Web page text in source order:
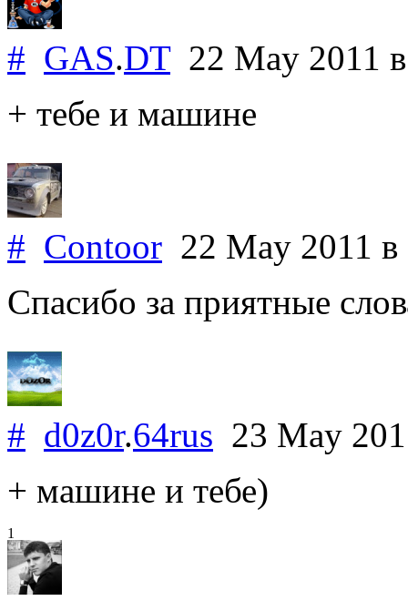
# GAS.DT22 May 2011
+ тебе и машине
# Contoor 22 May 2011 в
Спасибо за приятные
# d0z0r.64rus 23 May
+ машине и тебе)
1